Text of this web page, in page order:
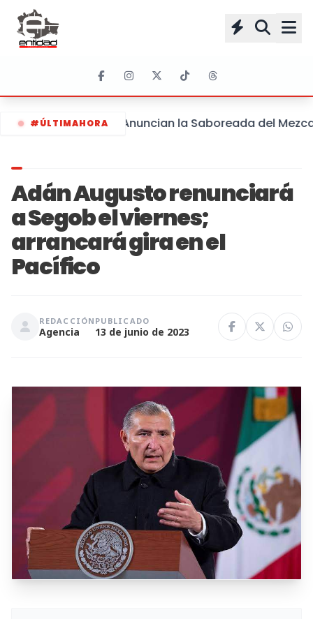
#ÚLTIMAHORA Anuncian la Saboreada del
Adán Augusto renunciará
a Segob el viernes;
arrancará gira en el
Pacífico
REDACCIÓN
Agencia
PUBLICADO
13 de junio de 2023